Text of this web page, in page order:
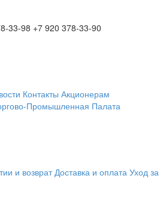
33-98 +7 920 378-33-90
Контакты Акционерам
Промышленная Палата
и возврат Доставка и оплата Уход за